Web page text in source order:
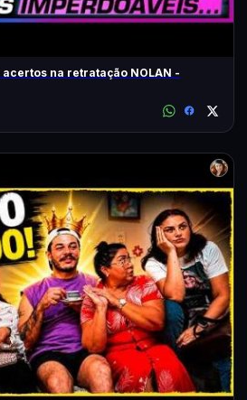
acertos na retratação NOLAN -